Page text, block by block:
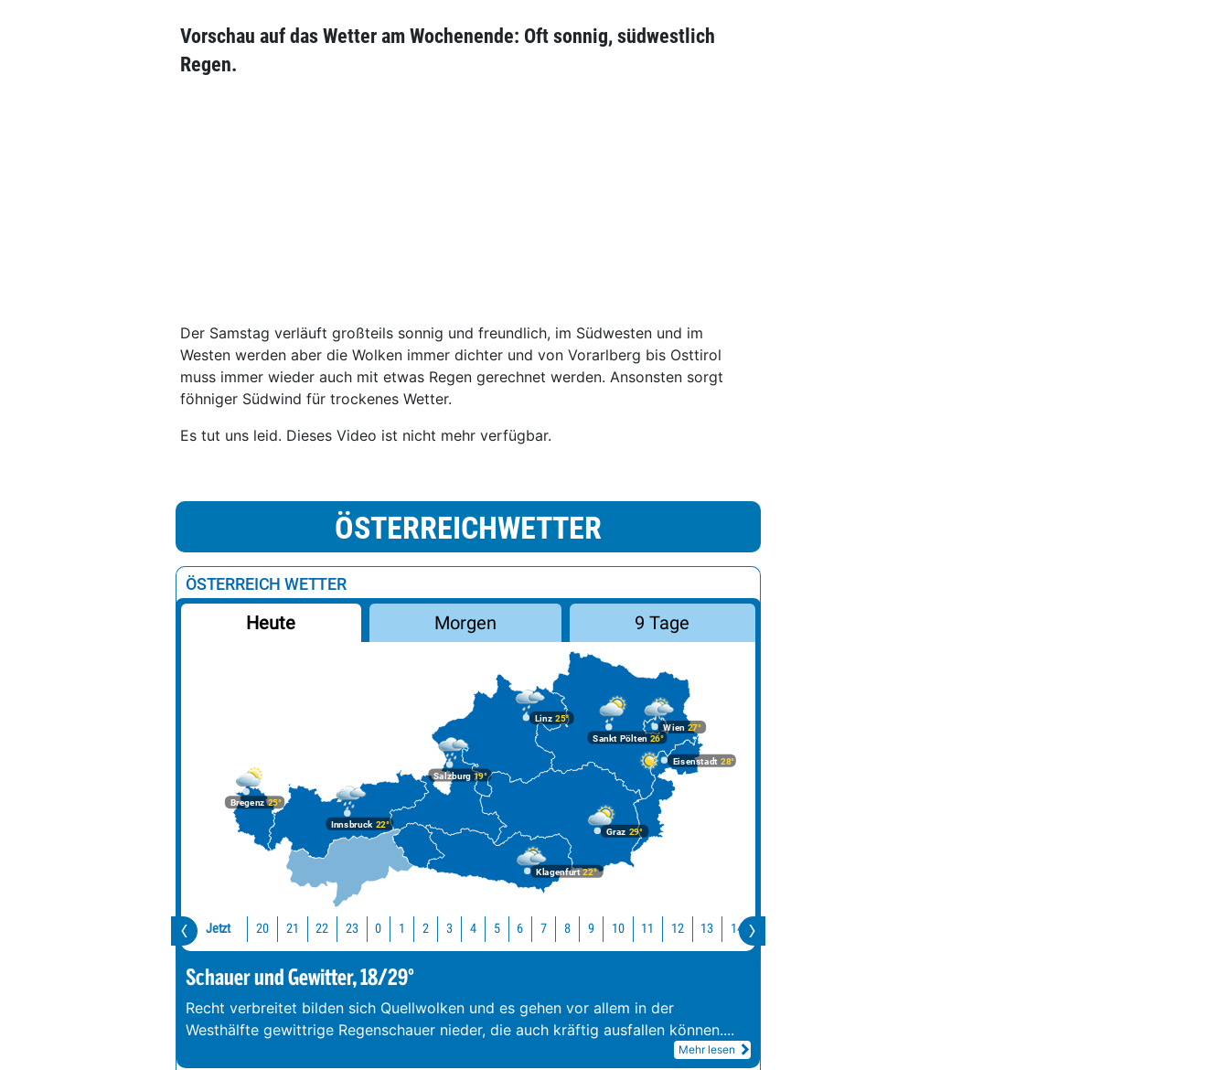
Vorschau auf das Wetter am Wochenende: Oft sonnig, südwestlich
Regen.
Der Samstag verläuft großteils sonnig und freundlich, im Südwesten und im
Westen werden aber die Wolken immer dichter und von Vorarlberg bis Osttirol
muss immer wieder auch mit etwas Regen gerechnet werden. Ansonsten sorgt
föhniger Südwind für trockenes Wetter.
Es tut uns leid. Dieses Video ist nicht mehr verfügbar.
ÖSTERREICHWETTER
ÖSTERREICH WETTER
Heute Morgen 9 Tage
Bregenz25°
Graz 29°
Innsbruck22°
Klagenfurt22°
Linz 25°
Salzburg19°
Wien 27°
Eisenstadt 28°
Sankt Pölten 26°
Jetzt 20 21 22 23 0 1 2 3 4 5 6 7 8 9 10 11 12 13 14
Schauer und Gewitter, 18/29°
Recht verbreitet bilden sich Quellwolken und es gehen vor allem in der
Westhälfte gewittrige Regenschauer nieder, die auch kräftig ausfallen können....
Mehr lesen